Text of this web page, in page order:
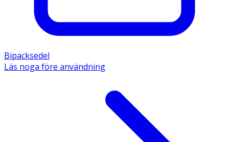
Bipacksedel
Läs noga före användning